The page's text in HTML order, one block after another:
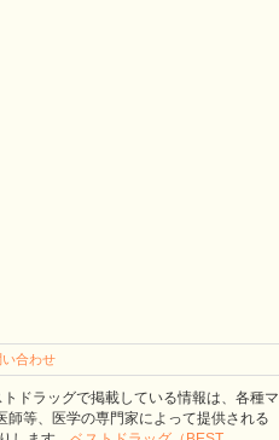
い合わせ
ドラッグで掲載している情報は、各種マ
等、医学の専門家によって提供される